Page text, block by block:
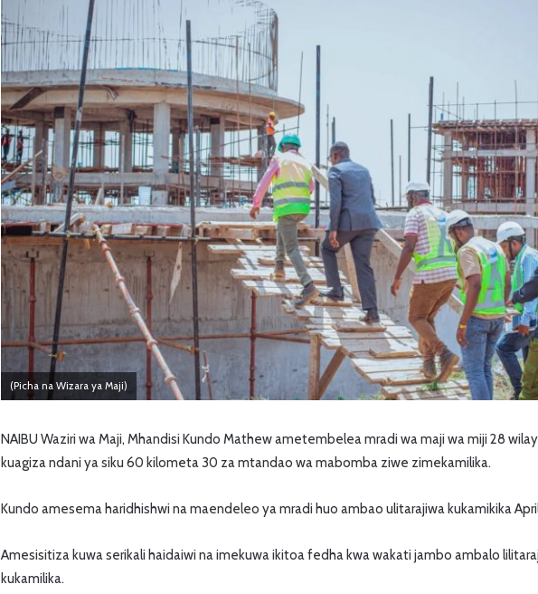
(Picha na Wizara ya Maji)
NAIBU Waziri wa Maji, Mhandisi Kundo Mathew ametembelea mradi wa maji wa miji 28
kuagiza ndani ya siku 60 kilometa 30 za mtandao wa mabomba ziwe zimekamilika.
Kundo amesema haridhishwi na maendeleo ya mradi huo ambao ulitarajiwa kukamikika
Amesisitiza kuwa serikali haidaiwi na imekuwa ikitoa fedha kwa wakati jambo ambalo
kukamilika.